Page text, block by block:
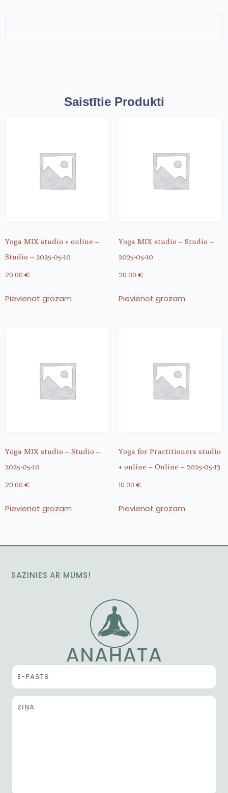
Saistītie Produkti
Yoga MIX studio + online –
Studio – 2025-05-10
20.00 €
Pievienot grozam
Yoga MIX studio – Studio –
2025-05-10
20.00 €
Pievienot grozam
Yoga MIX studio – Studio –
2025-05-10
20.00 €
Pievienot grozam
Yoga for Practitioners studio
+ online – Online – 2025-05-13
10.00 €
Pievienot grozam
SAZINIES AR MUMS!